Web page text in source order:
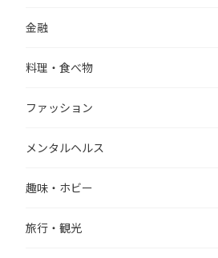
金融
料理・食べ物
ファッション
メンタルヘルス
趣味・ホビー
旅行・観光